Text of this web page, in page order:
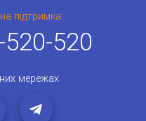
підтримка:
520-520
мережах